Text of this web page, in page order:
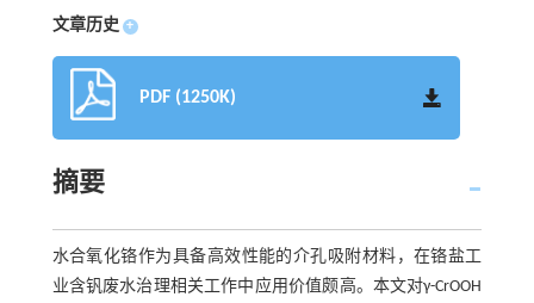
文章历史 +
PDF (1250K)
摘要
水合氧化铬作为具备高效性能的介孔吸附材料，在铬盐工
业含钒废水治理相关工作中应用价值颇高。本文对γ-CrOOH